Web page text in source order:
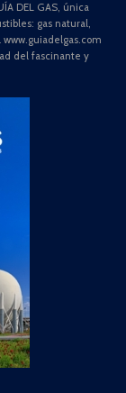
DEL GAS, única
gas natural,
del fascinante y